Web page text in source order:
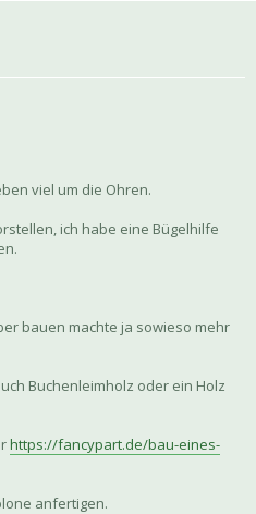
viel um die Ohren.
ich habe eine Bügelhilfe
bauen machte ja sowieso mehr
Buchenleimholz oder ein Holz
https://fancypart.de/bau-eines-
anfertigen.